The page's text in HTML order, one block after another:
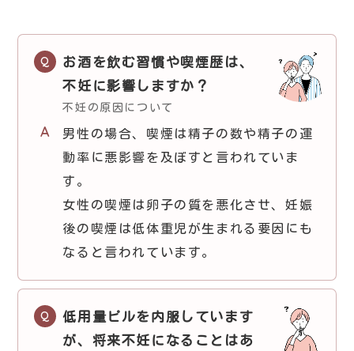
お酒を飲む習慣や喫煙歴は、
不妊に影響しますか？
不妊の原因について
男性の場合、喫煙は精子の数や精子の運
動率に悪影響を及ぼすと言われていま
す。
女性の喫煙は卵子の質を悪化させ、妊娠
後の喫煙は低体重児が生まれる要因にも
なると言われています。
低用量ピルを内服しています
が、将来不妊になることはあ